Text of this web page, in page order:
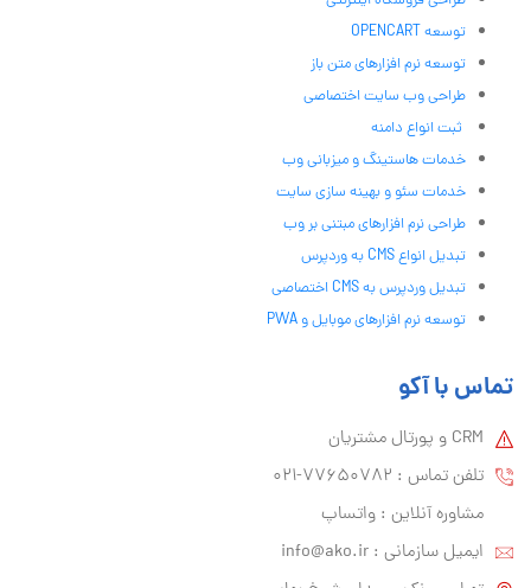
توسعه OPENCART
توسعه نرم افزارهای متن باز
طراحی وب سایت اختصاصی
ثبت انواع دامنه
خدمات هاستینگ و میزبانی وب
خدمات سئو و بهینه سازی سایت
طراحی نرم افزارهای مبتنی بر وب
تبدیل انواع CMS به وردپرس
تبدیل وردپرس به CMS اختصاصی
توسعه نرم افزارهای موبایل و PWA
تماس با آکو
CRM و پورتال مشتریان
تلفن تماس :‌ 77650782-021
مشاوره آنلاین : واتساپ
ایمیل سازمانی :‌ info@ako.ir